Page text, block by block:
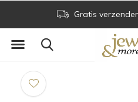
Gratis